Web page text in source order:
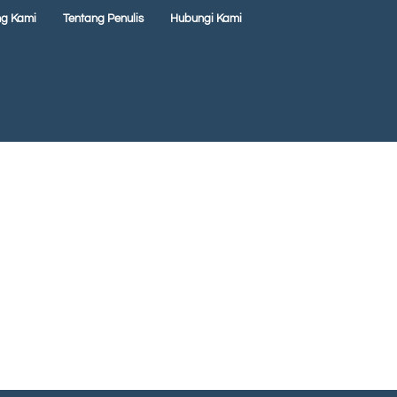
Kami Tentang Penulis Hubungi Kami